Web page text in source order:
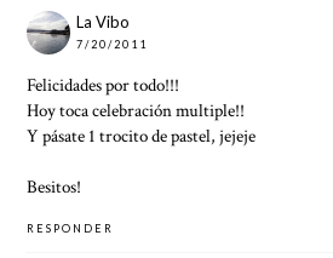
La Vibo
7/20/2011
Felicidades por todo!!!
Hoy toca celebración multiple!!
Y pásate 1 trocito de pastel, jejeje
Besitos!
RESPONDER